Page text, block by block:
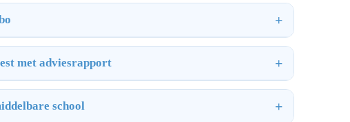
met adviesrapport
school